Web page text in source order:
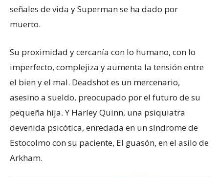
señales de vida y Superman se ha dado por
muerto.
Su proximidad y cercanía con lo humano, con lo
imperfecto, complejiza y aumenta la tensión entre
el bien y el mal. Deadshot es un mercenario,
asesino a sueldo, preocupado por el futuro de su
pequeña hija. Y Harley Quinn, una psiquiatra
devenida psicótica, enredada en un síndrome de
Estocolmo con su paciente, El guasón, en el asilo de
Arkham.